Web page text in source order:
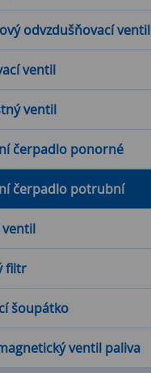
odvzdušňovací ventil
ventil
ventil
čerpadlo ponorné
čerpadlo potrubní
ventil
filtr
šoupátko
ventil paliva